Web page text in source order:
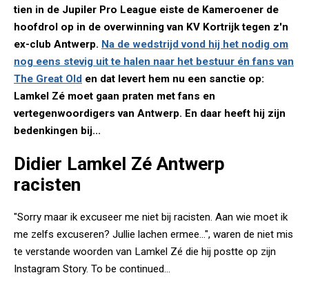
tien in de Jupiler Pro League eiste de Kameroener de
hoofdrol op in de overwinning van KV Kortrijk tegen z'n
ex-club Antwerp. Na de wedstrijd vond hij het nodig om
nog eens stevig uit te halen naar het bestuur én fans van
The Great Old en dat levert hem nu een sanctie op:
Lamkel Zé moet gaan praten met fans en
vertegenwoordigers van Antwerp. En daar heeft hij zijn
bedenkingen bij...
Didier Lamkel Zé Antwerp
racisten
"Sorry maar ik excuseer me niet bij racisten. Aan wie moet ik
me zelfs excuseren? Jullie lachen ermee...", waren de niet mis
te verstande woorden van Lamkel Zé die hij postte op zijn
Instagram Story. To be continued...